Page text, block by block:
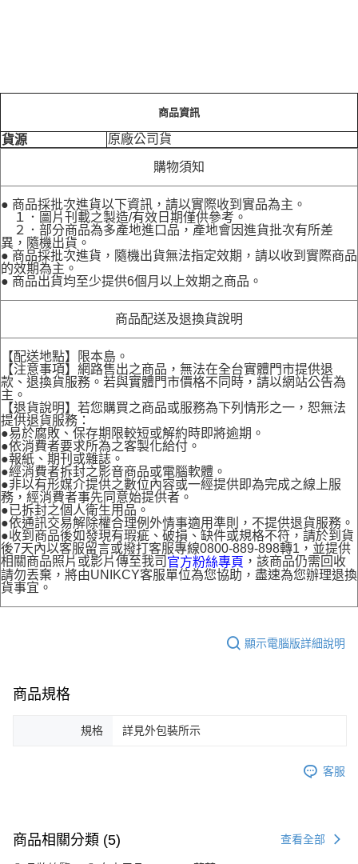
每筆NT$100，滿NT$799(含以上)免運費
商品資訊
貨源 原廠公司貨
購物須知
● 商品採批次進貨以下資訊，請以實際收到實品為主。
１．圖片刊載之製造/有效日期僅供參考。
２．部分商品為多產地進口品，產地會因進貨批次有所差
異，隨機出貨。
● 商品採批次進貨，隨機出貨無法指定效期，請以收到實際商品
的效期為主。
● 商品出貨均至少提供6個月以上效期之商品。
商品配送及退換貨說明
【配送地點】限本島。
【注意事項】網路售出之商品，無法在全台實體門市提供退
款、退換貨服務。若與實體門市價格不同時，請以網站公告為
主。
【退貨說明】若您購買之商品或服務為下列情形之一，恕無法
提供退貨服務：
●易於腐敗、保存期限較短或解約時即將逾期。
●依消費者要求所為之客製化給付。
●報紙、期刊或雜誌。
●經消費者拆封之影音商品或電腦軟體。
●非以有形媒介提供之數位內容或一經提供即為完成之線上服
務，經消費者事先同意始提供者。
●已拆封之個人衛生用品。
●依通訊交易解除權合理例外情事適用準則，不提供退貨服務。
●收到商品後如發現有瑕疵、破損、缺件或規格不符，請於到貨
後7天內以客服留言或撥打客服專線0800-889-898轉1，並提供
相關商品照片或影片傳至我司 官方粉絲專頁 ，該商品仍需回收
請勿丟棄，將由UNIKCY客服單位為您協助，盡速為您辦理退換
貨事宜。
顯示電腦版詳細說明
商品規格
規格 詳見外包裝所示
客服
商品相關分類 (5) 查看全部